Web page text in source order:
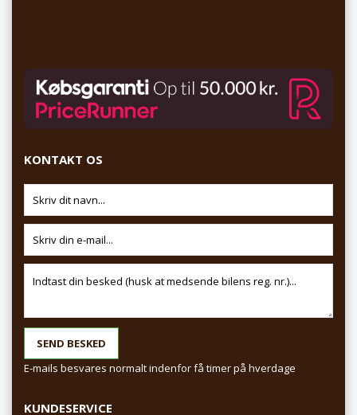
KONTAKT OS
E-mails besvares normalt indenfor få timer på hverdage
KUNDESERVICE